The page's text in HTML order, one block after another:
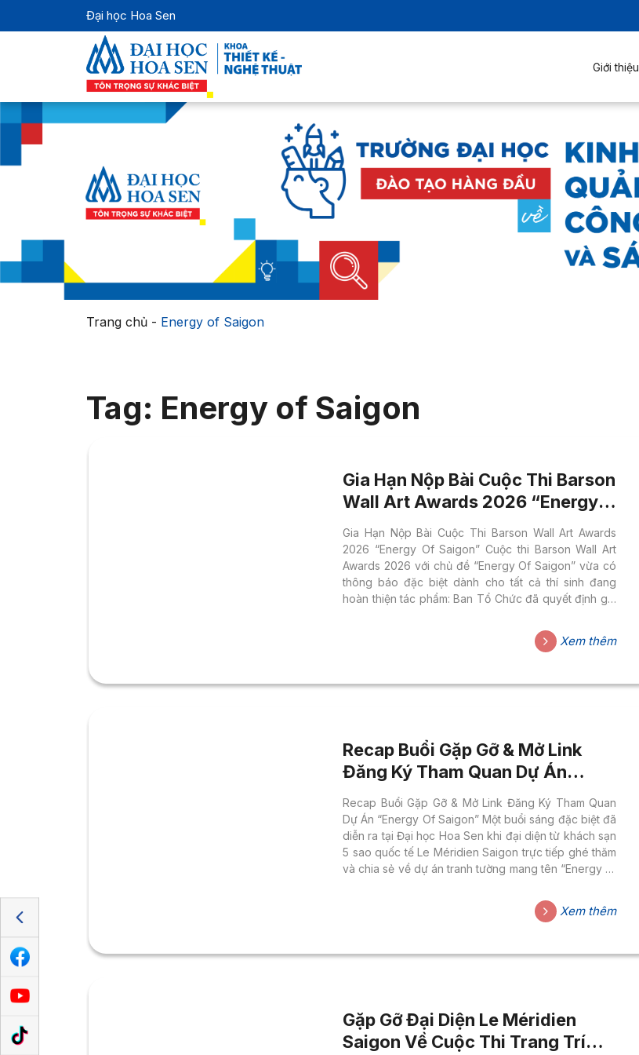
Đại học Hoa Sen
Giới thiệu
Trang chủ- Energy of Saigon
Tag: Energy of Saigon
Gia Hạn Nộp Bài Cuộc Thi Barson
Wall Art Awards 2026 “Energy
Of Saigon” – Ngành Thiết Kế Đồ
Họa HSU
Gia Hạn Nộp Bài Cuộc Thi Barson Wall Art Awards
2026 “Energy Of Saigon” Cuộc thi Barson Wall Art
Awards 2026 với chủ đề “Energy Of Saigon” vừa có
thông báo đặc biệt dành cho tất cả thí sinh đang
hoàn thiện tác phẩm: Ban Tổ Chức đã quyết định gia
chu tác phẩm thật tốt trước khi nộp. Đây là cơ hội lý
tưởng để sinh viên Ngành Thiết Kế Đồ Họa thuộc
Sen – cùng tất...
Xem thêm
Recap Buổi Gặp Gỡ & Mở Link
Đăng Ký Tham Quan Dự Án
“Energy Of Saigon” – Ngành
Thiết Kế Đồ Họa HSU
Recap Buổi Gặp Gỡ & Mở Link Đăng Ký Tham Quan
Dự Án “Energy Of Saigon” Một buổi sáng đặc biệt đã
diễn ra tại Đại học Hoa Sen khi đại diện từ khách sạn
5 sao quốc tế Le Méridien Saigon trực tiếp ghé thăm
và chia sẻ về dự án tranh tường mang tên “Energy of
sức hút dành cho thế hệ thiết kế trẻ. Buổi gặp gỡ diễn
ra trong không khí hào hứng tại Phòng 903, cơ sở
Xem thêm
Gặp Gỡ Đại Diện Le Méridien
Saigon Về Cuộc Thi Trang Trí